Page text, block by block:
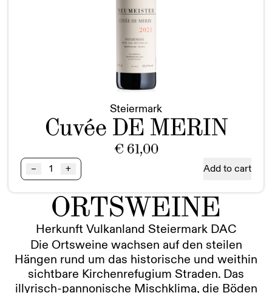
Steiermark
Cuvée DE MERIN
€ 61,00
–
Cuvée
DE
MERIN
BIO
Steiermark
Magnum
quantity
+ Add to cart
ORTSWEINE
Herkunft Vulkanland Steiermark DAC
Die Ortsweine wachsen auf den steilen
Hängen rund um das historische und weithin
sichtbare Kirchenrefugium Straden. Das
illyrisch-pannonische Mischklima, die Böden